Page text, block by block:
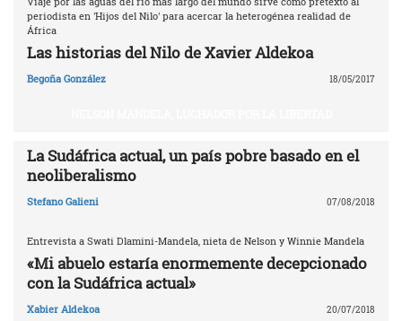
periodista en 'Hijos del Nilo' para acercar la heterogénea realidad de
África
Las historias del Nilo de Xavier Aldekoa
Begoña González 18/05/2017
La Sudáfrica actual, un país pobre basado en el
neoliberalismo
Stefano Galieni 07/08/2018
Entrevista a Swati Dlamini-Mandela, nieta de Nelson y Winnie Mandela
«Mi abuelo estaría enormemente decepcionado
con la Sudáfrica actual»
Xabier Aldekoa 20/07/2018